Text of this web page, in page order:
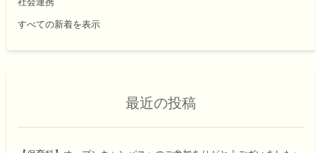
すべての新着を表示
最近の投稿